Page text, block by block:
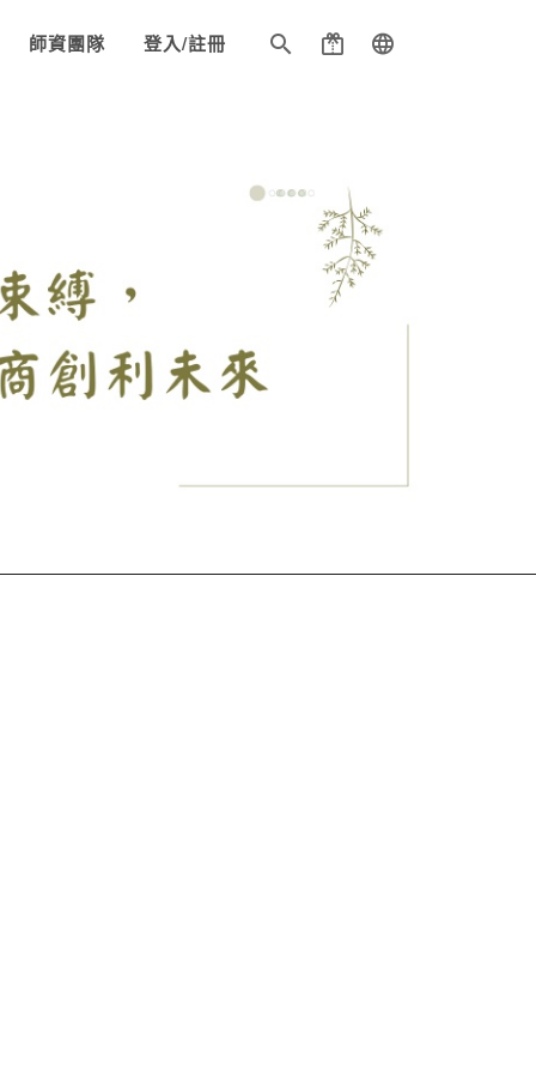
師資團隊 登入/註冊